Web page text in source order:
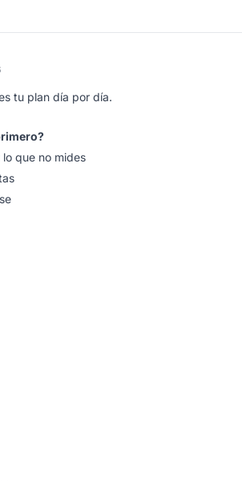
tu plan día por día.
que no mides